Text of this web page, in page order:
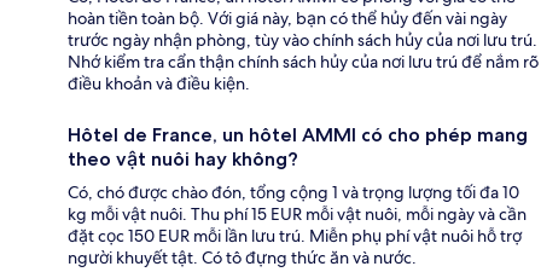
hoàn tiền toàn bộ. Với giá này, bạn có thể hủy đến vài ngày
trước ngày nhận phòng, tùy vào chính sách hủy của nơi lưu trú.
Nhớ kiểm tra cẩn thận chính sách hủy của nơi lưu trú để nắm rõ
điều khoản và điều kiện.
Hôtel de France, un hôtel AMMI có cho phép mang
theo vật nuôi hay không?
Có, chó được chào đón, tổng cộng 1 và trọng lượng tối đa 10
kg mỗi vật nuôi. Thu phí 15 EUR mỗi vật nuôi, mỗi ngày và cần
đặt cọc 150 EUR mỗi lần lưu trú. Miễn phụ phí vật nuôi hỗ trợ
người khuyết tật. Có tô đựng thức ăn và nước.